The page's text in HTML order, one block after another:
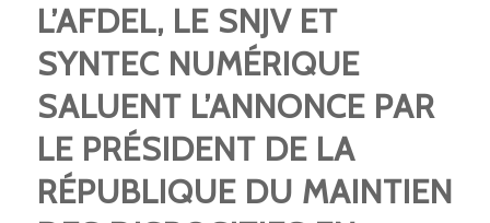
L’AFDEL, LE SNJV ET
SYNTEC NUMÉRIQUE
SALUENT L’ANNONCE PAR
LE PRÉSIDENT DE LA
RÉPUBLIQUE DU MAINTIEN